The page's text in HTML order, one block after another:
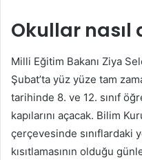
Okullar nasıl
Milli Eğitim Bakanı Ziya
Şubat’ta yüz yüze tam
tarihinde 8. ve 12. sınıf
kapılarını açacak. Bilim
çerçevesinde sınıflardaki
kısıtlamasının olduğu